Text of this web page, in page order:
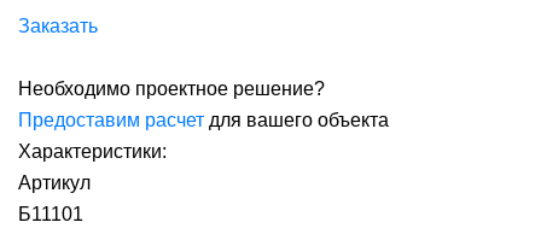
Заказать
Необходимо проектное решение?
Предоставим расчет для вашего объекта
Характеристики:
Артикул
Б11101